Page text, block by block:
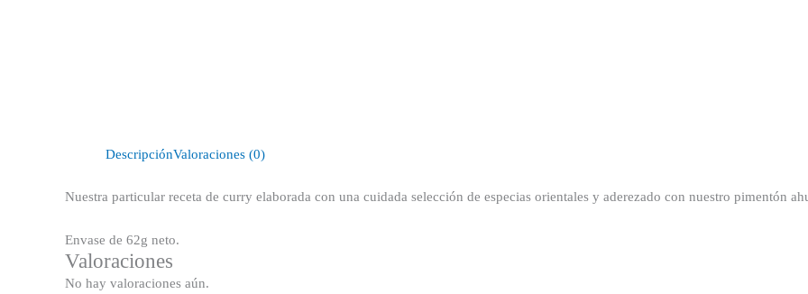
DescripciónValoraciones (0)
Nuestra particular receta de curry elaborada con una cuidada selección de especias orientales y aderezado con nuestro pimentón
Envase de 62g neto.
Valoraciones
No hay valoraciones aún.